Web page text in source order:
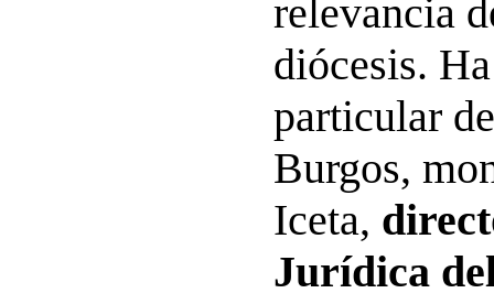
relevancia
diócesis.
particular
Burgos,
Iceta,
Jurídica